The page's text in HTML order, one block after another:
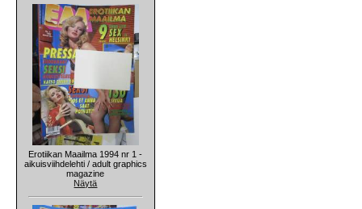
Erotiikan Maailma 1994 nr 1 -
aikuisviihdelehti / adult graphics
magazine
Näytä